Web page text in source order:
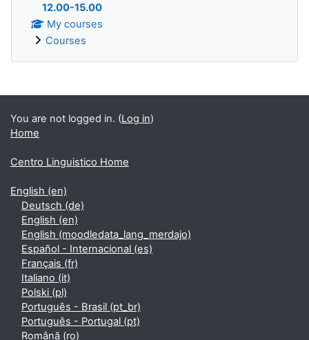
12.00-15.00
My courses
Courses
Supplementary blocks
You are not logged in. (Log in)
Home
Centro Linguistico Home
English ‎(en)‎
Deutsch ‎(de)‎
English ‎(en)‎
English ‎(moodledata_lang_merdajo)‎
Español - Internacional ‎(es)‎
Français ‎(fr)‎
Italiano ‎(it)‎
Polski ‎(pl)‎
Português - Brasil ‎(pt_br)‎
Português - Portugal ‎(pt)‎
Română ‎(ro)‎